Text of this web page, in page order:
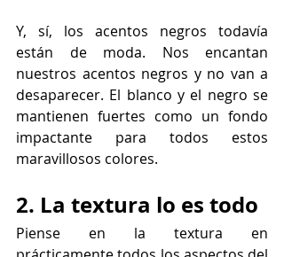
Y, sí, los acentos negros todavía
están de moda. Nos encantan
nuestros acentos negros y no van a
desaparecer. El blanco y el negro se
mantienen fuertes como un fondo
impactante para todos estos
maravillosos colores.
2. La textura lo es todo
Piense en la textura en